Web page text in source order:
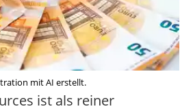
mit AI erstellt.
ist als reiner